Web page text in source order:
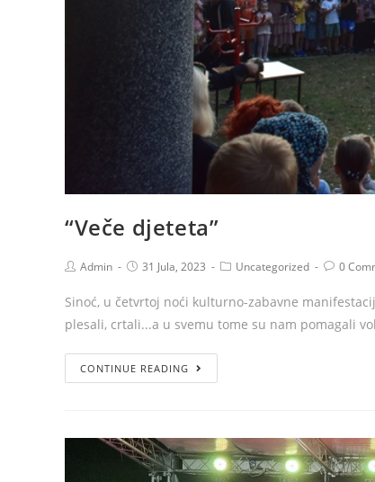
“Veče djeteta”
Admin 31 Jula, 2023 Uncategorized 0
Sinoć, u četvrtoj noći kulturno-zabavne
plesali, crtali...a u svemu tome su nam pomagali
CONTINUE READING